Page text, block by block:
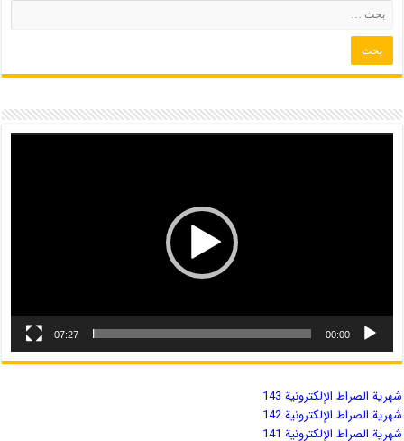
00:00
07:27
شهریة الصراط الإلكترونية 143
شهریة الصراط الإلكترونية 142
شهریة الصراط الإلكترونية 141